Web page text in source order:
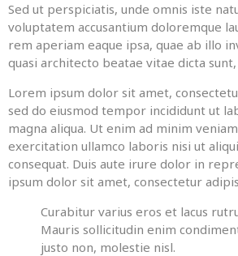
Sed ut perspiciatis, unde omnis iste
voluptatem accusantium doloremque
rem aperiam eaque ipsa, quae ab illo
quasi architecto beatae vitae dicta
Lorem ipsum dolor sit amet,
sed do eiusmod tempor incididunt ut
magna aliqua. Ut enim ad minim
exercitation ullamco laboris nisi ut
consequat. Duis aute irure dolor in
ipsum dolor sit amet, consectetur
Curabitur varius eros et lacus
Mauris sollicitudin enim
justo non, molestie nisl.